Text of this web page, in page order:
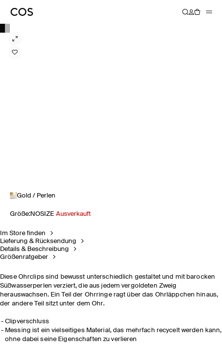
Gold / Perlen
Größe:NOSIZE Ausverkauft
Im Store finden
Lieferung & Rücksendung
Details & Beschreibung
Größenratgeber
Diese Ohrclips sind bewusst unterschiedlich gestaltet und mit barocken
Süßwasserperlen verziert, die aus jedem vergoldeten Zweig
herauswachsen.Ein Teil der Ohrringe ragt über das Ohrläppchen hinaus,
der andere Teil sitzt unter dem Ohr.
Clipverschluss
Messing ist ein vielseitiges Material, das mehrfach recycelt werden kann,
ohne dabei seine Eigenschaften zu verlieren